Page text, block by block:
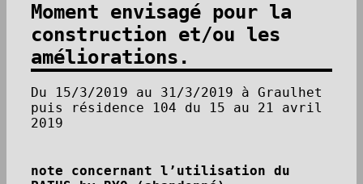
Moment envisagé pour la
construction et/ou les
améliorations.
Du 15/3/2019 au 31/3/2019 à Graulhet
puis résidence 104 du 15 au 21 avril
2019
note concernant l’utilisation du